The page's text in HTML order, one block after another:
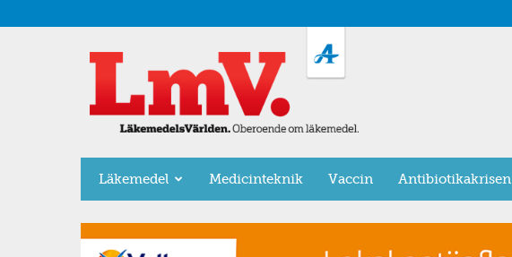
LäkemedelsVärlden
Läkemedel Medicinteknik Vaccin Antibiotikakrisen